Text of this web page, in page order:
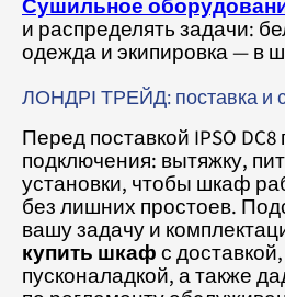
Сушильное
и распределять задачи:
одежда и экипировка — в
ЛОНДРІ ТРЕЙД: поставка и
Перед поставкой IPSO
подключения: вытяжку,
установки, чтобы шкаф
без лишних простоев.
вашу задачу и
купить шкафс
пусконаладкой, а также